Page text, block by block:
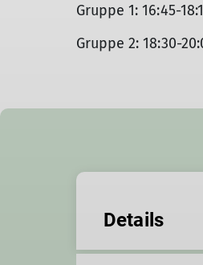
Gruppe 1: 16:45-
Gruppe 2: 18:30-
Details